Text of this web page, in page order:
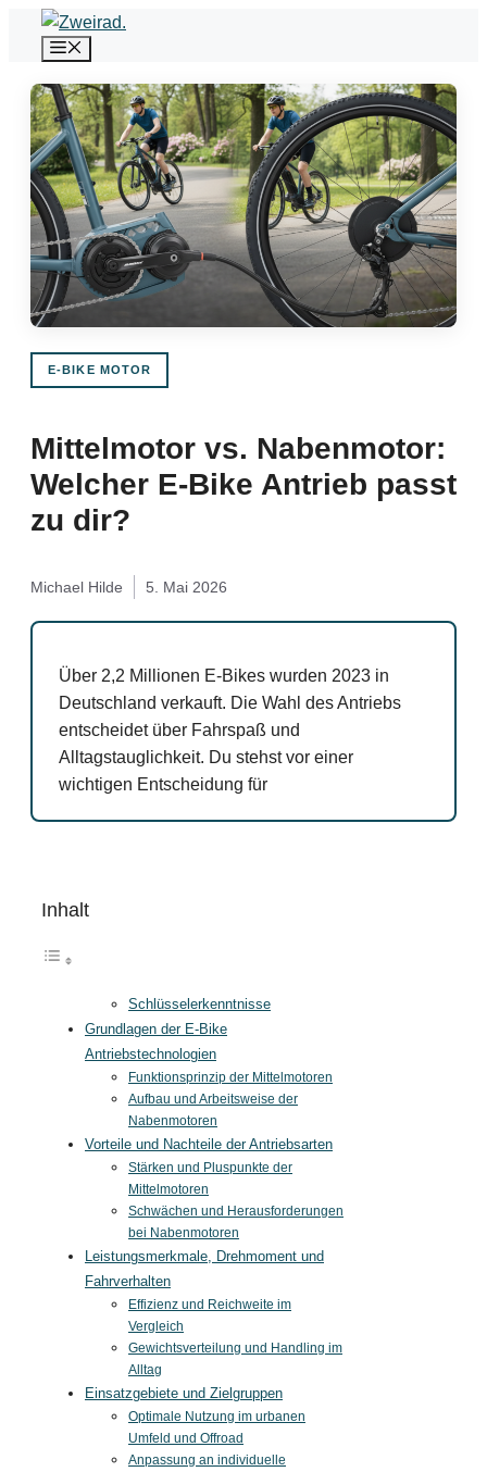
E-BIKE MOTOR
Mittelmotor vs. Nabenmotor:
Welcher E-Bike Antrieb passt
zu dir?
Michael Hilde 5. Mai 2026
Über 2,2 Millionen E-Bikes wurden 2023 in
Deutschland verkauft. Die Wahl des Antriebs
entscheidet über Fahrspaß und
Alltagstauglichkeit. Du stehst vor einer
wichtigen Entscheidung für
Inhalt
Schlüsselerkenntnisse
Grundlagen der E-Bike
Antriebstechnologien
Funktionsprinzip der Mittelmotoren
Aufbau und Arbeitsweise der
Nabenmotoren
Vorteile und Nachteile der Antriebsarten
Stärken und Pluspunkte der
Mittelmotoren
Schwächen und Herausforderungen
bei Nabenmotoren
Leistungsmerkmale, Drehmoment und
Fahrverhalten
Effizienz und Reichweite im
Vergleich
Gewichtsverteilung und Handling im
Alltag
Einsatzgebiete und Zielgruppen
Optimale Nutzung im urbanen
Umfeld und Offroad
Anpassung an individuelle